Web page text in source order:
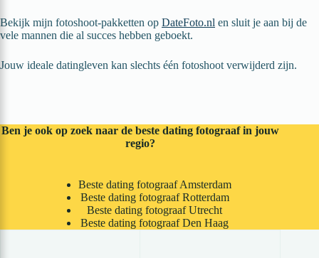
Bekijk mijn fotoshoot-pakketten op DateFoto.nl en sluit je aan bij de
vele mannen die al succes hebben geboekt.
Jouw ideale datingleven kan slechts één fotoshoot verwijderd zijn.
Ben je ook op zoek naar de beste dating fotograaf in jouw
regio?
Beste dating fotograaf Amsterdam
Beste dating fotograaf Rotterdam
Beste dating fotograaf Utrecht
Beste dating fotograaf Den Haag